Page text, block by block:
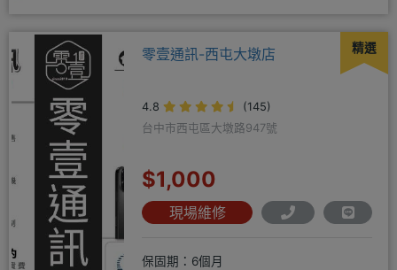
精選
零壹通訊-西屯大墩店
4.8
(145)
台中市西屯區大墩路947號
$1,000
現場維修
保固期：6個月